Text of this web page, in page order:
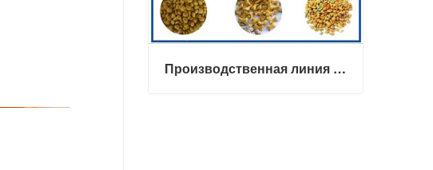
Связаться сейчас
Производственная линия корма для домашних животных